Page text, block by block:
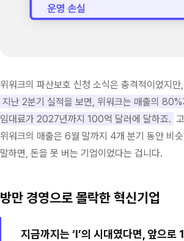
위워크의 파산보호 신청 소식은 충격적이었지
지난 2분기 실적을 보면, 위워크는 매출의
임대료가 2027년까지 100억 달러에 달하죠.
위워크의 매출은 6월 말까지 4개 분기 동안 비
말하면, 돈을 못 버는 기업이었다는 겁니다.
방만 경영으로 몰락한 혁신기업
지금까지는 ‘I’의 시대였다면, 앞으로